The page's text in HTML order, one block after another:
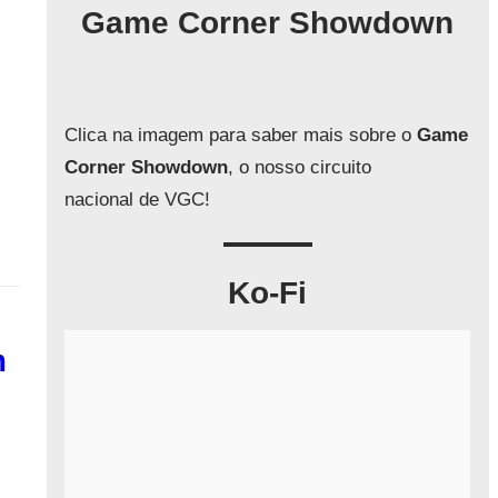
Game Corner Showdown
Clica na imagem para saber mais sobre oGame
Corner Showdown, o nosso circuito
nacional de VGC!
Ko-Fi